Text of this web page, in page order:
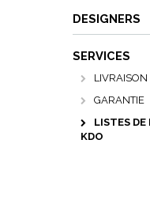
DESIGNERS
SERVICES
LIVRAISON
GARANTIE
LISTES DE
KDO